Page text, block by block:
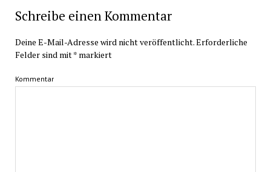
Schreibe einen Kommentar
Deine E-Mail-Adresse wird nicht veröffentlicht.Erforderliche
Felder sind mit*markiert
Kommentar